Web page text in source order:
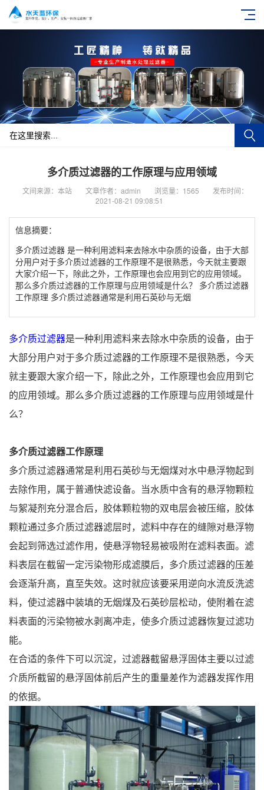
多介质过滤器的工作原理与应用领域
文间来源：本站 文章作者：admin 浏览量：1565
发布时间：
2021-08-21 09:08:51
信息摘要：
多介质过滤器 是一种利用滤料来去除水中杂质的设备，由于大部
分用户对于多介质过滤器的工作原理不是很熟悉，今天就主要跟
大家介绍一下，除此之外，工作原理也会应用到它的应用领域。
那么多介质过滤器的工作原理与应用领域是什么？ 多介质过滤器
工作原理 多介质过滤器通常是利用石英砂与无烟
多介质过滤器是一种利用滤料来去除水中杂质的设备，由于
大部分用户对于多介质过滤器的工作原理不是很熟悉，今天
就主要跟大家介绍一下，除此之外，工作原理也会应用到它
的应用领域。那么多介质过滤器的工作原理与应用领域是什
么？
多介质过滤器工作原理
多介质过滤器通常是利用石英砂与无烟煤对水中悬浮物起到
去除作用，属于普通快滤设备。当水质中含有的悬浮物颗粒
与絮凝剂充分混合后，胶体颗粒物的双电层会被压缩，胶体
颗粒通过多介质过滤器滤层时，滤料中存在的缝隙对悬浮物
会起到筛选过滤作用，使悬浮物轻易被吸附在滤料表面。滤
料表层在截留一定污染物形成滤膜后，多介质过滤器的压差
会逐渐升高，直至失效。这时就应该要采用逆向水流反洗滤
料，使过滤器中装填的无烟煤及石英砂层松动，使附着在滤
料表面的污染物被水剥离冲走，使多介质过滤器恢复过滤功
能。
在合适的条件下可以沉淀，过滤器截留悬浮固体主要以过滤
介质所截留的悬浮固体前后产生的重量差作为滤器发挥作用
的依据。